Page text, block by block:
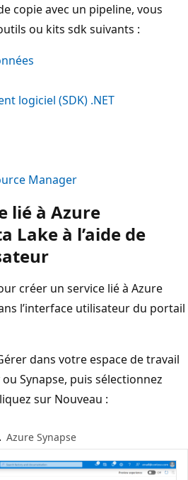
copie avec un pipeline, vous
ou kits sdk suivants :
logiciel (SDK) .NET
Manager
lié à Azure
Lake à l’aide de
créer un service lié à Azure
l’interface utilisateur du portail
dans votre espace de travail
Synapse, puis sélectionnez
sur Nouveau :
. Azure Synapse